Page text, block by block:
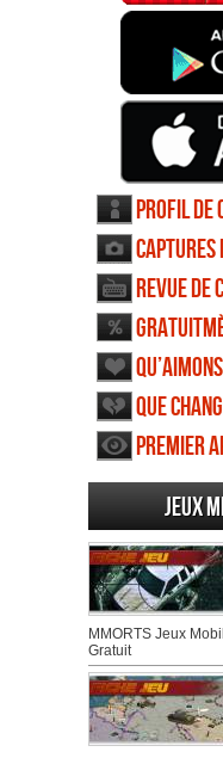
Profil de
Captures
Revue
Que
War
Premier
Jeux
MMORTS Jeux
Gratuit